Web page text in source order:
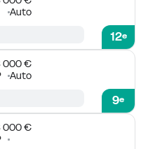
Auto
12e
000 €
Auto
9e
000 €